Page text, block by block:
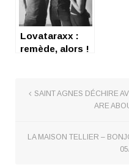
Lovataraxx :
remède, alors !
SAINT AGNES DÉCHIRE
ARE
LA MAISON TELLIER –